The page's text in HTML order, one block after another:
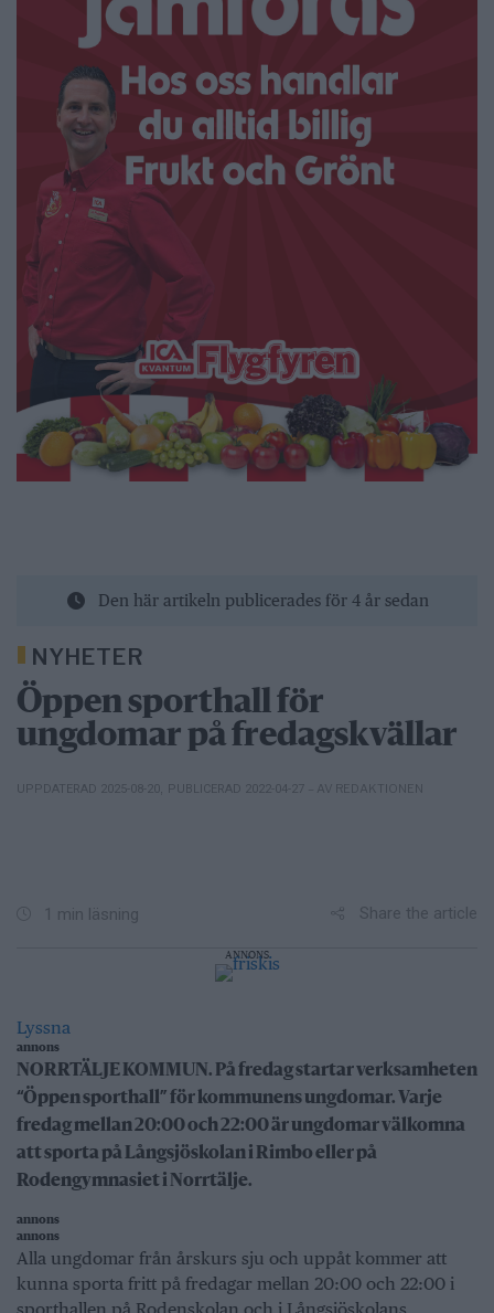
Den här artikeln publicerades för 4 år sedan
NYHETER
Öppen sporthall för
ungdomar på fredagskvällar
UPPDATERAD 2025-08-20 PUBLICERAD 2022-04-27 – AV REDAKTIONEN
1 min läsning Share the article
ANNONS
Lyssna
annons
NORRTÄLJE KOMMUN. På fredag startar verksamheten
“Öppen sporthall” för kommunens ungdomar. Varje
fredag mellan 20:00 och 22:00 är ungdomar välkomna
att sporta på Långsjöskolan i Rimbo eller på
Rodengymnasiet i Norrtälje.
annons
annons
Alla ungdomar från årskurs sju och uppåt kommer att
kunna sporta fritt på fredagar mellan 20:00 och 22:00 i
sporthallen på Rodenskolan och i Långsjöskolans